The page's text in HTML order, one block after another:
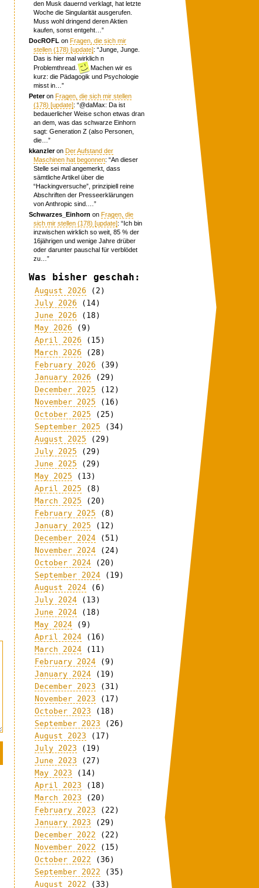
den Musk dauernd verklagt, hat letzte
Woche die Singularität ausgerufen.
Muss wohl dringend deren Aktien
kaufen, sonst entgeht… ”
DocROFL onFragen, die sich mir
stellen (178) [update]: “Junge, Junge.
Das is hier mal wirklich n
Problemthread.
Machen wir es
kurz: die Pädagogik und Psychologie
misst in… ”
PeteronFragen, die sich mir stellen
(178) [update]: “@daMax: Da ist
bedauerlicher Weise schon etwas dran
an dem, was das schwarze Einhorn
sagt: Generation Z (also Personen,
die… ”
kkanzleronDer Aufstand der
Maschinen hat begonnen: “An dieser
Stelle sei mal angemerkt, dass
sämtliche Artikel über die
“Hackingversuche”, prinzipiell reine
Abschriften der Presseerklärungen
von Anthropic sind.… ”
Schwarzes_Einhorn onFragen, die
sich mir stellen (178) [update]: “Ich bin
inzwischen wirklich so weit, 85 % der
16jährigen und wenige Jahre drüber
oder darunter pauschal für verblödet
zu… ”
Was bisher geschah:
August 2026 (2)
July 2026 (14)
June 2026 (18)
May 2026 (9)
April 2026 (15)
March 2026 (28)
February 2026 (39)
January 2026 (29)
December 2025 (12)
November 2025 (16)
October 2025 (25)
September 2025 (34)
August 2025 (29)
July 2025 (29)
June 2025 (29)
May 2025 (13)
April 2025 (8)
March 2025 (20)
February 2025 (8)
January 2025 (12)
December 2024 (51)
November 2024 (24)
October 2024 (20)
September 2024 (19)
August 2024 (6)
July 2024 (13)
June 2024 (18)
May 2024 (9)
April 2024 (16)
March 2024 (11)
February 2024 (9)
January 2024 (19)
December 2023 (31)
November 2023 (17)
October 2023 (18)
September 2023 (26)
August 2023 (17)
July 2023 (19)
June 2023 (27)
May 2023 (14)
April 2023 (18)
March 2023 (20)
February 2023 (22)
January 2023 (29)
December 2022 (22)
November 2022 (15)
October 2022 (36)
September 2022 (35)
August 2022 (33)